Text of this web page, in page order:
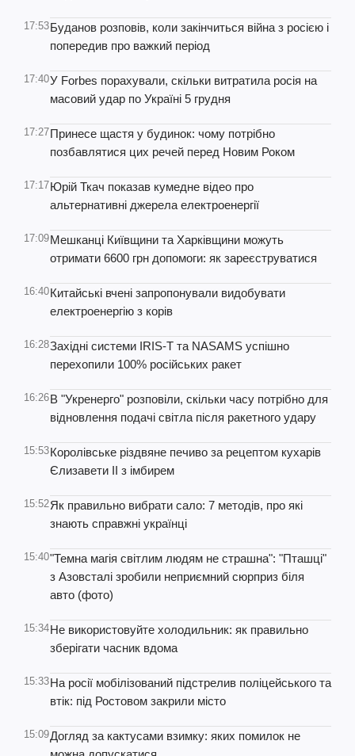
17:53Буданов розповів, коли закінчиться війна з росією і
попередив про важкий період
17:40У Forbes порахували, скільки витратила росія на
масовий удар по Україні 5 грудня
17:27Принесе щастя у будинок: чому потрібно
позбавлятися цих речей перед Новим Роком
17:17Юрій Ткач показав кумедне відео про
альтернативні джерела електроенергії
17:09Мешканці Київщини та Харківщини можуть
отримати 6600 грн допомоги: як зареєструватися
16:40Китайські вчені запропонували видобувати
електроенергію з корів
16:28Західні системи IRIS-T та NASAMS успішно
перехопили 100% російських ракет
16:26В "Укренерго" розповіли, скільки часу потрібно для
відновлення подачі світла після ракетного удару
15:53Королівське різдвяне печиво за рецептом кухарів
Єлизавети ІІ з імбирем
15:52Як правильно вибрати сало: 7 методів, про які
знають справжні українці
15:40"Темна магія світлим людям не страшна": "Пташці"
з Азовсталі зробили неприємний сюрприз біля
авто (фото)
15:34Не використовуйте холодильник: як правильно
зберігати часник вдома
15:33На росії мобілізований підстрелив поліцейського та
втік: під Ростовом закрили місто
15:09Догляд за кактусами взимку: яких помилок не